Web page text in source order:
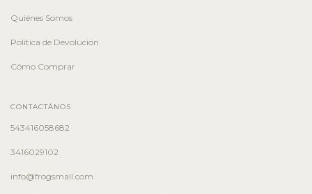
Quiénes Somos
Política de Devolución
Cómo Comprar
CONTACTÁNOS
543416058682
3416029102
info@frogsmall.com